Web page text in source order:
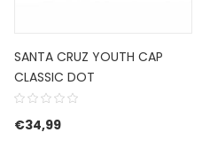
€84,99.
€59,49.
SANTA CRUZ YOUTH CAP
CLASSIC DOT
€34,99